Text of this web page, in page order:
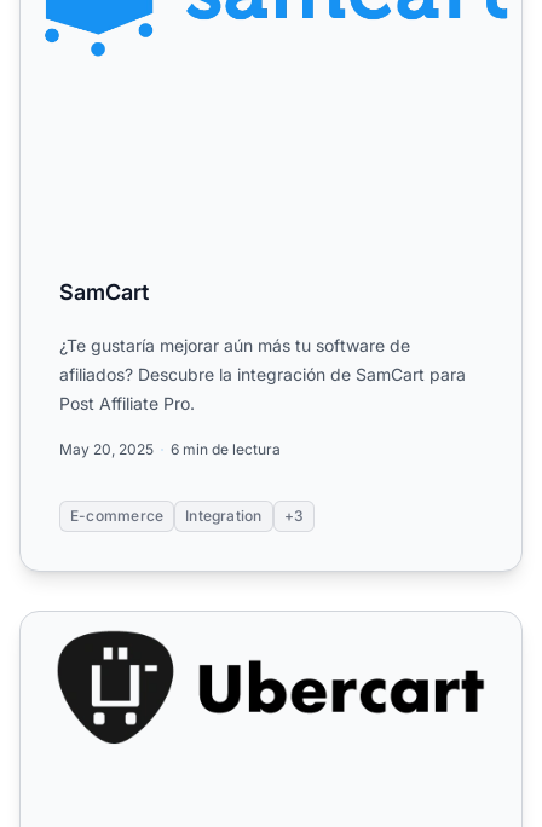
SamCart
¿Te gustaría mejorar aún más tu software de
afiliados? Descubre la integración de SamCart para
Post Affiliate Pro.
May 20, 2025 6 min de lectura
E-commerce Integration +3
Ubercart